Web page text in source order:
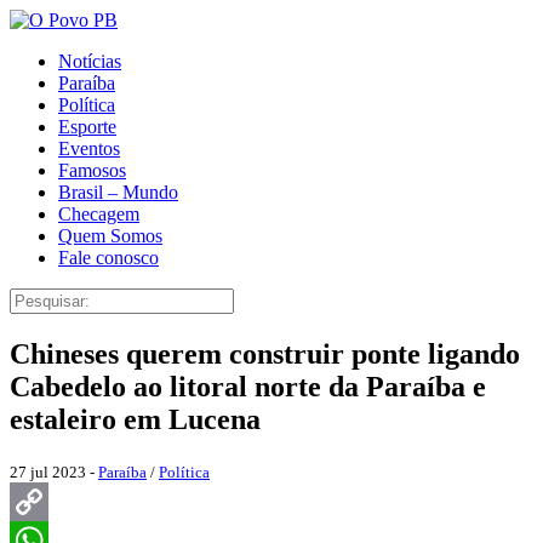
Notícias
Paraíba
Política
Esporte
Eventos
Famosos
Brasil – Mundo
Checagem
Quem Somos
Fale conosco
Chineses querem construir ponte ligando
Cabedelo ao litoral norte da Paraíba e
estaleiro em Lucena
27 jul 2023 - Paraíba / Política